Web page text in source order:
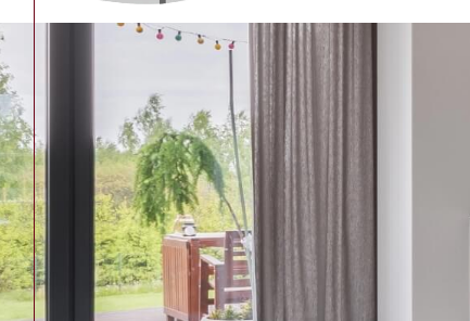
Acheter
de l'ancien
de l'ancien
TYPE DE BIEN